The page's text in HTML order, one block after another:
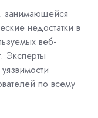
занимающейся
недостатки в
веб-
Эксперты
по всему